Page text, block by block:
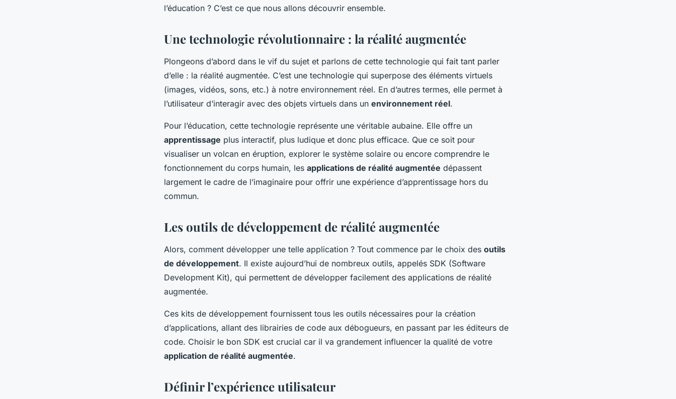
l’éducation ? C’est ce que nous allons découvrir ensemble.
Une technologie révolutionnaire : la réalité augmentée
Plongeons d’abord dans le vif du sujet et parlons de cette technologie qui fait tant parler
d’elle : la réalité augmentée. C’est une technologie qui superpose des éléments virtuels
(images, vidéos, sons, etc.) à notre environnement réel. En d’autres termes, elle permet à
l’utilisateur d’interagir avec des objets virtuels dans un environnement réel.
Pour l’éducation, cette technologie représente une véritable aubaine. Elle offre un
apprentissage plus interactif, plus ludique et donc plus efficace. Que ce soit pour
visualiser un volcan en éruption, explorer le système solaire ou encore comprendre le
fonctionnement du corps humain, les applications de réalité augmentée dépassent
largement le cadre de l’imaginaire pour offrir une expérience d’apprentissage hors du
commun.
Les outils de développement de réalité augmentée
Alors, comment développer une telle application ? Tout commence par le choix des outils
de développement. Il existe aujourd’hui de nombreux outils, appelés SDK (Software
Development Kit), qui permettent de développer facilement des applications de réalité
augmentée.
Ces kits de développement fournissent tous les outils nécessaires pour la création
d’applications, allant des librairies de code aux débogueurs, en passant par les éditeurs de
code. Choisir le bon SDK est crucial car il va grandement influencer la qualité de votre
application de réalité augmentée.
Définir l’expérience utilisateur